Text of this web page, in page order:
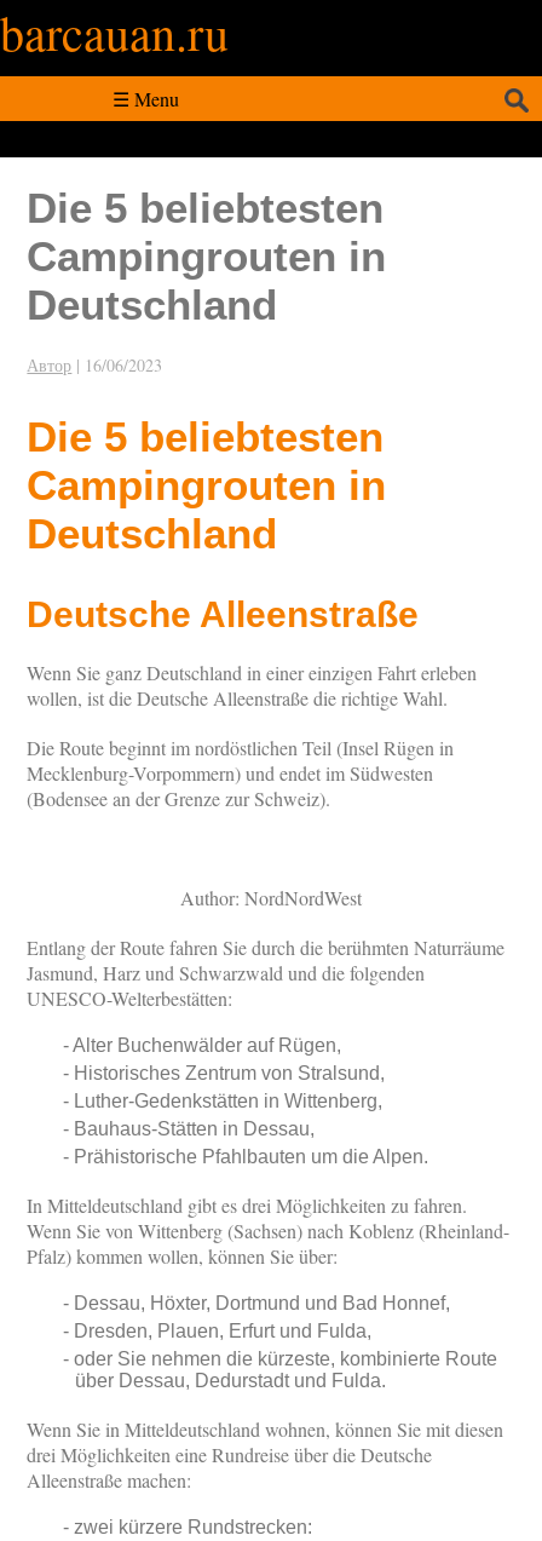
barcauan.ru
☰ Menu
Die 5 beliebtesten
Campingrouten in
Deutschland
Автор | 16/06/2023
Die 5 beliebtesten
Campingrouten in
Deutschland
Deutsche Alleenstraße
Wenn Sie ganz Deutschland in einer einzigen Fahrt erleben
wollen, ist die Deutsche Alleenstraße die richtige Wahl.
Die Route beginnt im nordöstlichen Teil (Insel Rügen in
Mecklenburg-Vorpommern) und endet im Südwesten
(Bodensee an der Grenze zur Schweiz).
Author: NordNordWest
Entlang der Route fahren Sie durch die berühmten Naturräume
Jasmund, Harz und Schwarzwald und die folgenden
UNESCO-Welterbestätten:
Alter Buchenwälder auf Rügen,
Historisches Zentrum von Stralsund,
Luther-Gedenkstätten in Wittenberg,
Bauhaus-Stätten in Dessau,
Prähistorische Pfahlbauten um die Alpen.
In Mitteldeutschland gibt es drei Möglichkeiten zu fahren.
Wenn Sie von Wittenberg (Sachsen) nach Koblenz (Rheinland-
Pfalz) kommen wollen, können Sie über:
Dessau, Höxter, Dortmund und Bad Honnef,
Dresden, Plauen, Erfurt und Fulda,
oder Sie nehmen die kürzeste, kombinierte Route
über Dessau, Dedurstadt und Fulda.
Wenn Sie in Mitteldeutschland wohnen, können Sie mit diesen
drei Möglichkeiten eine Rundreise über die Deutsche
Alleenstraße machen:
zwei kürzere Rundstrecken: